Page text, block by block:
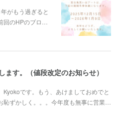
がもう過ぎると
回のHPのブロ…
す。（値段改定のお知らせ）
です。もう、あけましておめでと
ずかしく。。。今年度も無事に営業…